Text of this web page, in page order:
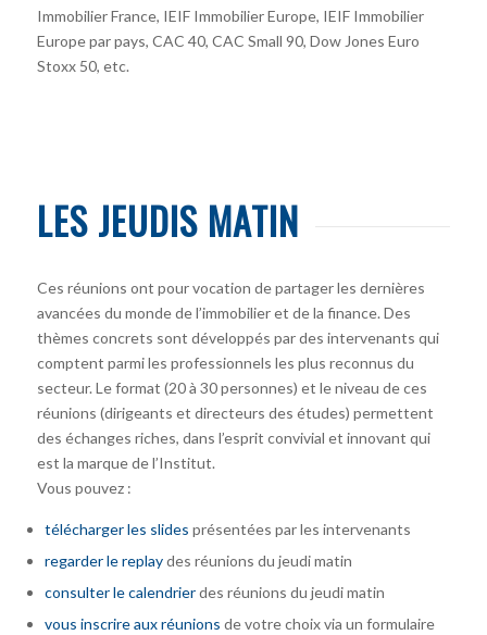
Immobilier France, IEIF Immobilier Europe, IEIF Immobilier
Europe par pays, CAC 40, CAC Small 90, Dow Jones Euro
Stoxx 50, etc.
LES JEUDIS MATIN
Ces réunions ont pour vocation de partager les dernières
avancées du monde de l’immobilier et de la finance. Des
thèmes concrets sont développés par des intervenants qui
comptent parmi les professionnels les plus reconnus du
secteur. Le format (20 à 30 personnes) et le niveau de ces
réunions (dirigeants et directeurs des études) permettent
des échanges riches, dans l’esprit convivial et innovant qui
est la marque de l’Institut.
Vous pouvez :
télécharger les slides présentées par les intervenants
regarder le replaydes réunions du jeudi matin
consulter le calendrierdes réunions du jeudi matin
vous inscrire aux réunions de votre choix via un formulaire